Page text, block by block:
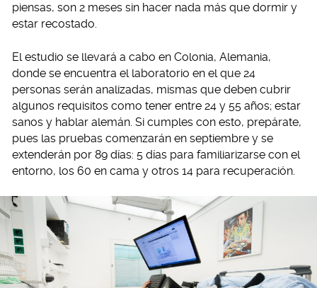
piensas, son 2 meses sin hacer nada más que dormir y
estar recostado.
El estudio se llevará a cabo en Colonia, Alemania,
donde se encuentra el laboratorio en el que 24
personas serán analizadas, mismas que deben cubrir
algunos requisitos como tener entre 24 y 55 años; estar
sanos y hablar alemán. Si cumples con esto, prepárate,
pues las pruebas comenzarán en septiembre y se
extenderán por 89 días: 5 días para familiarizarse con el
entorno, los 60 en cama y otros 14 para recuperación.